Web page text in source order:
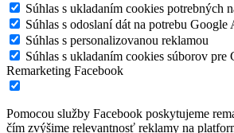
Súhlas s ukladaním cookies potrebných
Súhlas s odoslaní dát na potrebu Google
Súhlas s personalizovanou reklamou
Súhlas s ukladaním cookies súborov pre
Remarketing Facebook
Pomocou služby Facebook poskytujeme
čím zvýšime relevantnosť reklamy na